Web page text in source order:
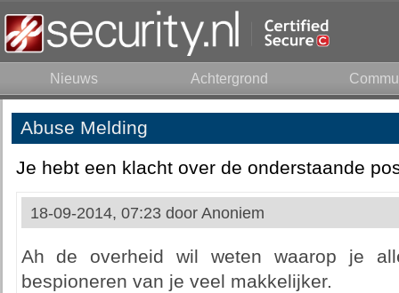
Nieuws Achtergrond
Abuse Melding
Je hebt een klacht over de onderstaande
18-09-2014, 07:23 door Anoniem
Ah de overheid wil weten waarop je
bespioneren van je veel makkelijker.